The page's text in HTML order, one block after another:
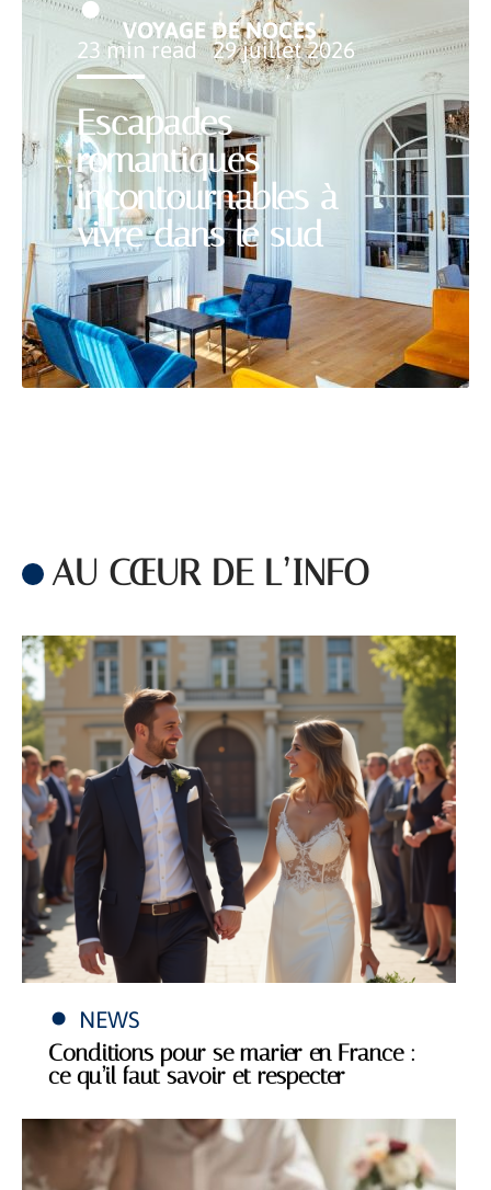
Escapades
romantiques
incontournables à
vivre dans le sud
VOYAGE DE NOCES
23 min read 29 juillet 2026
AU CŒUR DE L’INFO
NEWS
Conditions pour se marier en France :
ce qu’il faut savoir et respecter